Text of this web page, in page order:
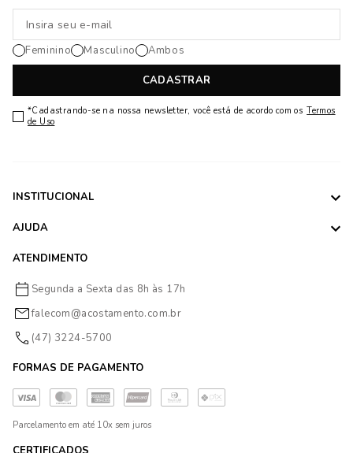
CADASTRAR
Feminino Masculino Ambos
*Cadastrando-se na nossa newsletter, você está de acordo com os Termos
de Uso
INSTITUCIONAL
AJUDA
ATENDIMENTO
Segunda a Sexta das 8h às 17h
falecom@acostamento.com.br
(47) 3224-5700
FORMAS DE PAGAMENTO
Parcelamento em até 10x sem juros